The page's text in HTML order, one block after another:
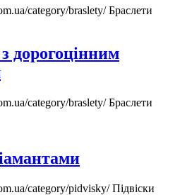
category/braslety/Браслети
дорогоцінним
category/braslety/Браслети
category/pidvisky/Підвіски